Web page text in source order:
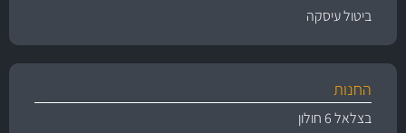
ביטול עיסקה
החנות
בצלאל 6 חולון